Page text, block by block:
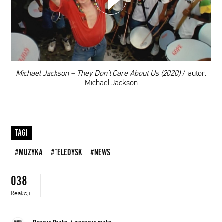
00:00
Michael Jackson – They Don’t Care About Us (2020)/ autor:
Michael Jackson
DODAJ TEN FILM DO PLAYLISTY
TAGI
#MUZYKA #TELEDYSK #NEWS
038
Reakcji